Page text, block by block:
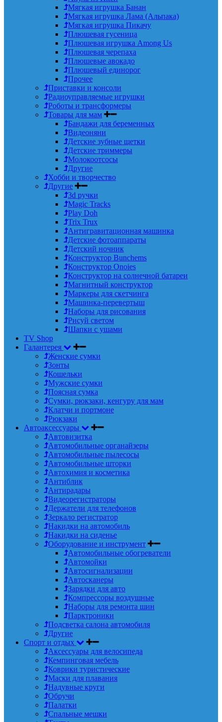
Мягкая игрушка Банан
Мягкая игрушка Лама (Альпака)
Мягкая игрушка Пикачу
Плюшевая гусеница
Плюшевая игрушка Among Us
Плюшевая черепаха
Плюшевые авокадо
Плюшевый единорог
Прочее
Приставки и консоли
Радиоуправляемые игрушки
Роботы и трансформеры
Товары для мам
Бандажи для беременных
Видеоняни
Детские зубные щетки
Детские триммеры
Молокоотсосы
Другие
Хобби и творчество
Другие
3d ручки
Magic Tracks
Play Doh
Trix Trux
Антигравитационная машинка
Детские фотоаппараты
Детский ночник
Конструктор Bunchems
Конструктор Onoies
Конструктор на солнечной батареи
Магнитный конструктор
Маркеры для скетчинга
Машинка-перевертыш
Наборы для рисования
Рисуй светом
Шапки с ушами
TV Shop
Галантерея
Женские сумки
Зонты
Кошельки
Мужские сумки
Поясная сумка
Сумки, рюкзаки, кенгуру для мам
Клатчи и портмоне
Рюкзаки
Автоаксессуары
Автовизитка
Автомобильные органайзеры
Автомобильные пылесосы
Автомобильные шторки
Автохимия и косметика
Антиблик
Антирадары
Видеорегистраторы
Держатели для телефонов
Зеркало регистратор
Накидки на автомобиль
Накидки на сиденье
Оборудование и инструмент
Автомобильные обогреватели
Автомойки
Автосигнализации
Автосканеры
Зарядки для авто
Компрессоры воздушные
Наборы для ремонта шин
Парктроники
Подсветка салона автомобиля
Другие
Спорт и отдых
Аксессуары для велосипеда
Кемпинговая мебель
Коврики туристические
Маски для плавания
Надувные круги
Обручи
Палатки
Спальные мешки